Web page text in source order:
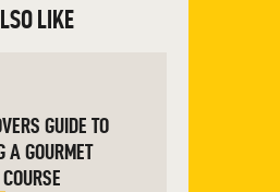
LIKE
GUIDE TO
A GOURMET